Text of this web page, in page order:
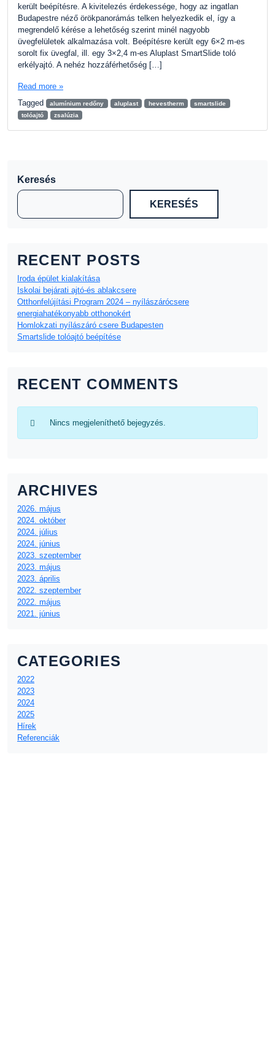
került beépítésre. A kivitelezés érdekessége, hogy az ingatlan
Budapestre néző örökpanorámás telken helyezkedik el, így a
megrendelő kérése a lehetőség szerint minél nagyobb
üvegfelületek alkalmazása volt. Beépítésre került egy 6×2 m-es
sorolt fix üvegfal, ill. egy 3×2,4 m-es Aluplast SmartSlide toló
erkélyajtó. A nehéz hozzáférhetőség […]
Read more »
Tagged
alumínium redőny aluplast hevestherm
smartslide
tolóajtó
zsalúzia
Keresés
KERESÉS
RECENT POSTS
Iroda épület kialakítása
Iskolai bejárati ajtó-és ablakcsere
Otthonfelújítási Program 2024 – nyílászárócsere
energiahatékonyabb otthonokért
Homlokzati nyílászáró csere Budapesten
Smartslide tolóajtó beépítése
RECENT COMMENTS
Nincs megjeleníthető bejegyzés.
ARCHIVES
2026. május
2024. október
2024. július
2024. június
2023. szeptember
2023. május
2023. április
2022. szeptember
2022. május
2021. június
CATEGORIES
2022
2023
2024
2025
Hírek
Referenciák